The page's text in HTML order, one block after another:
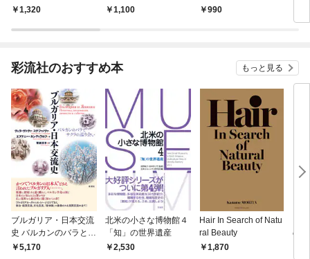
ートセレクション 怪
1,320 1,100 の冒険
990
彩流社のおすすめ本 もっと見る
ブルガリア・日本交流
史 バルカンのバラとサ
クラの巡り会い
5,170
北米の小さな博物館４
「知」の世界遺産
2,530
Hair In Search of Natu
ral Beauty
1,870
の